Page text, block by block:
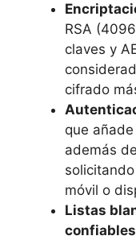
RSA
claves y
cifrado
que
además
móvil o
Listas
confiables